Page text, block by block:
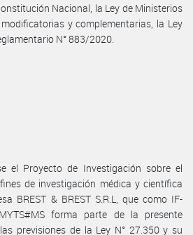
Nacional, la Ley de Ministerios
y complementarias, la Ley
N° 883/2020.
el Proyecto de Investigación sobre el
de investigación médica y científica
BREST & BREST S.R.L, que como IF-
forma parte de la presente
previsiones de la Ley N° 27.350 y su